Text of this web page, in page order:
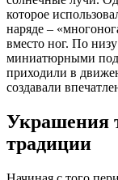
которое
наряде –
вместо ног. По
миниатюрными
приходили в
создавали
Украшения
традиции